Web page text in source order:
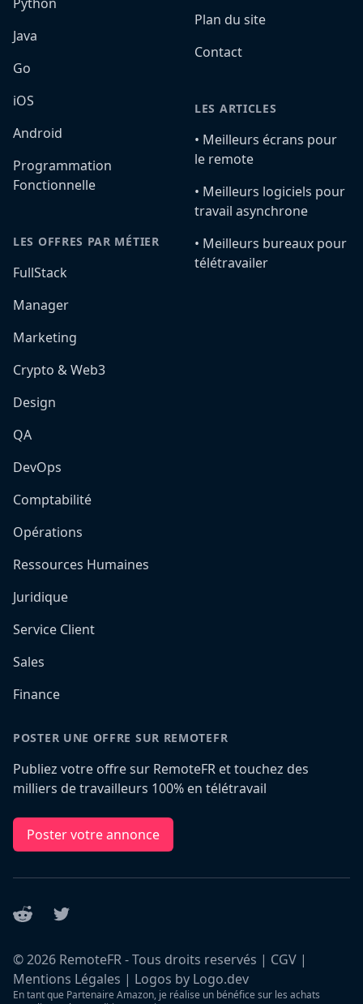
Java
Go
iOS
Android
Programmation
Fonctionnelle
LES OFFRES PAR MÉTIER
FullStack
Manager
Marketing
Crypto & Web3
Design
QA
DevOps
Comptabilité
Opérations
Ressources Humaines
Juridique
Service Client
Sales
Finance
Plan du site
Contact
LES ARTICLES
•️ Meilleurs écrans pour
le remote
•️ Meilleurs logiciels pour
travail asynchrone
•️ Meilleurs bureaux pour
télétravailer
POSTER UNE OFFRE SUR REMOTEFR
Publiez votre offre sur RemoteFR et touchez des
milliers de travailleurs 100% en télétravail
Poster votre annonce
Reddit Twitter
©2026 RemoteFR - Tous droits reservés | CGV |
Mentions Légales | Logos by Logo.dev
En tant que Partenaire Amazon, je réalise un bénéfice sur les achats